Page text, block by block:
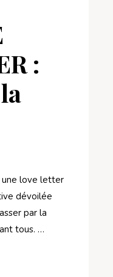
:
une love letter
dévoilée
par la
tous. …